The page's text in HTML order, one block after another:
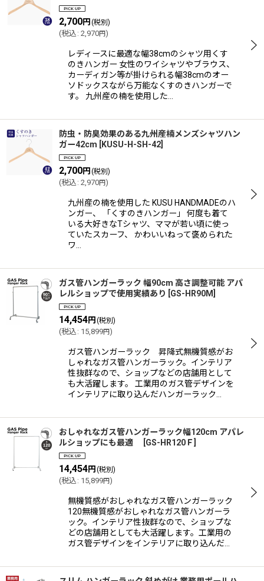
2,700円 (税別)
(税込 : 2,970円)
レディースに最適な幅38cmのシャツ用くす
のきハンガー 女性のワイシャツやブラウス、
カーディガン等が掛けられる幅38cmのオー
ソドックスながら万能なくすのきハンガーで
す。 九州産の楠を使用した…
防虫・防臭効果のある九州産楠メンズシャツハン
ガー42cm
KUSU-H-SH-42
2,700円 (税別)
(税込 : 2,970円)
九州産の楠を使用した KUSU HANDMADEのハ
ンガー、 「くすのきハンガー」 何度も着て
いる大好きなTシャツ、ママが若い頃に使っ
ていたスカーフ、 かわいいねって褒められた
ワ…
ガス管ハンガーラック 幅90cm 高さ調整可能 アパ
レルショップで使用実績あり
GS-HR90M
14,454円 (税別)
(税込 : 15,899円)
ガス管ハンガーラック 昇降式無機質感がお
しゃれなガス管ハンガーラック。インテリア
性抜群なので、ショップなどの店舗用として
も大活躍します。 工業用のガス管デザインを
インテリアに取り込んだハンガーラック…
おしゃれなガス管ハンガーラック幅120cm アパレ
ルショップにも最適
GS-HR120Ｆ
14,454円 (税別)
(税込 : 15,899円)
無機質感がおしゃれなガス管ハンガーラック
120無機質感がおしゃれなガス管ハンガーラ
ック。インテリア性抜群なので、ショップな
どの店舗用としても大活躍します。工業用の
ガス管デザインをインテリアに取り込んだ…